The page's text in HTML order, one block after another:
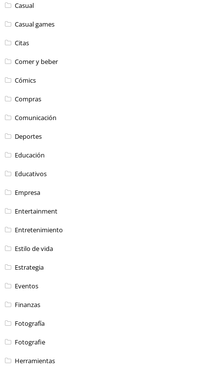
Casual
Casual games
Citas
Comer y beber
Cómics
Compras
Comunicación
Deportes
Educación
Educativos
Empresa
Entertainment
Entretenimiento
Estilo de vida
Estrategia
Eventos
Finanzas
Fotografía
Fotografie
Herramientas